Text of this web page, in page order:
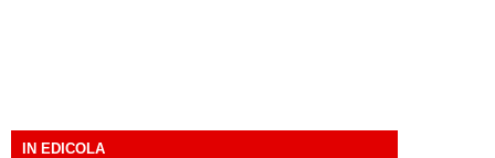
IN EDICOLA